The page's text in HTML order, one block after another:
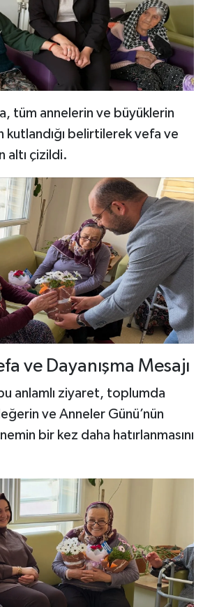
tüm annelerin ve büyüklerin
kutlandığı belirtilerek vefa ve
altı çizildi.
ve Dayanışma Mesajı
anlamlı ziyaret, toplumda
ve Anneler Günü’nün
bir kez daha hatırlanmasını